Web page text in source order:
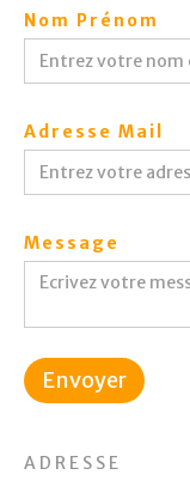
Nom Prénom
Adresse Mail
Message
ADRESSE